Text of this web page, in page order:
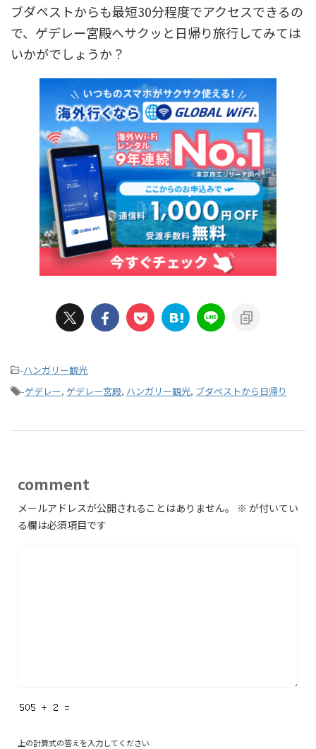
ブダペストからも最短30分程度でアクセスできるの
で、ゲデレー宮殿へサクッと日帰り旅行してみては
いかがでしょうか？
-ハンガリー観光
-ゲデレー, ゲデレー宮殿, ハンガリー観光, ブダペストから日帰り
comment
メールアドレスが公開されることはありません。 ※ が付いてい
る欄は必須項目です
上の計算式の答えを入力してください